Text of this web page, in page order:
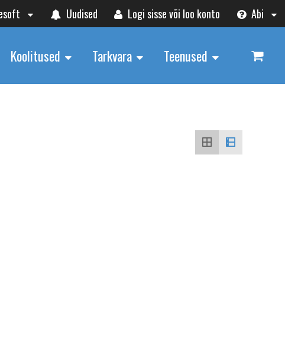
Uudised Logi sisse või loo konto Abi
Koolitused Tarkvara Teenused